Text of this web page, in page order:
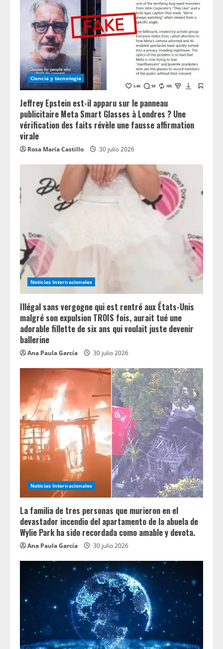
Ciencia y tecnologia
Jeffrey Epstein est-il apparu sur le panneau
publicitaire Meta Smart Glasses à Londres ? Une
vérification des faits révèle une fausse affirmation
virale
Rosa María Castillo 30 julio 2026
Noticias Internacionales
Illégal sans vergogne qui est rentré aux États-Unis
malgré son expulsion TROIS fois, aurait tué une
adorable fillette de six ans qui voulait juste devenir
ballerine
Ana Paula García 30 julio 2026
Noticias Internacionales
La familia de tres personas que murieron en el
devastador incendio del apartamento de la abuela de
Wylie Park ha sido recordada como amable y devota.
Ana Paula García 30 julio 2026